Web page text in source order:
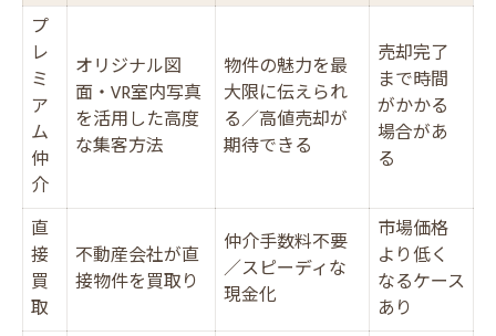
プ
レ
ミ
ア
ム
仲
介
オリジナル図
面・VR室内写真
を活用した高度
な集客方法
物件の魅力を最
大限に伝えられ
る／高値売却が
期待できる
売却完了
まで時間
がかかる
場合があ
る
直
接
買
取
不動産会社が直
接物件を買取り
仲介手数料不要
／スピーディな
現金化
市場価格
より低く
なるケース
あり